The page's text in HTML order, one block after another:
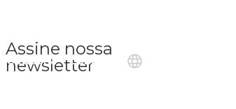
Ouvidoria Contato
Assine nossa
newsletter